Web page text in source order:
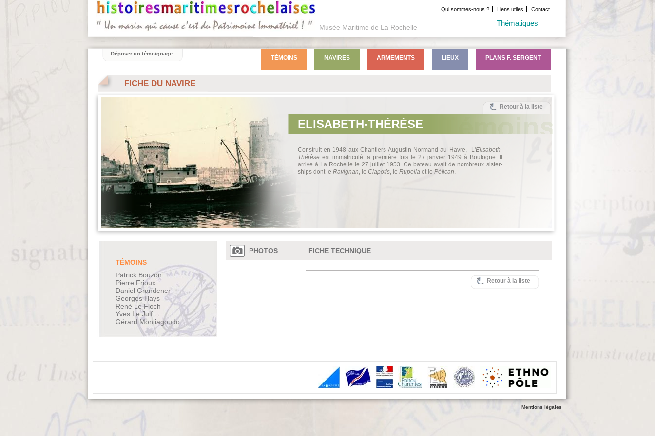
Musée Maritime de La Rochelle
Qui sommes-nous ? Liens utiles Contact
Thématiques
FICHE DU NAVIRE
Retour à la liste
ELISABETH-THÉRÈSE
Construit en 1948 aux Chantiers Augustin-Normand au Havre, L'Elisabeth-
Thérèse est immatriculé la première fois le 27 janvier 1949 à Boulogne. Il
arrive à La Rochelle le 27 juillet 1953. Ce bateau avait de nombreux sister-
ships dont le Ravignan, le Clapotis, le Rupella et le Pélican.
TÉMOINS
Patrick Bouzon
Pierre Frioux
Daniel Grandener
Georges Hays
René Le Floch
Yves Le Juif
Gérard Montiagoudo
PHOTOS FICHE TECHNIQUE
Retour à la liste
TÉMOINS NAVIRES ARMEMENTS LIEUX PLANS F. SERGENT
Déposer un témoignage
Mentions légales